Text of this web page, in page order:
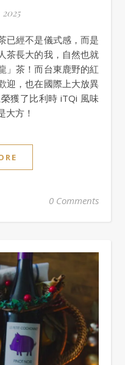
茶長大的我，自然也就
」茶！而台東鹿野的紅
迎，也在國際上大放異
獲了比利時 iTQi 風味
大方！
0 Comments